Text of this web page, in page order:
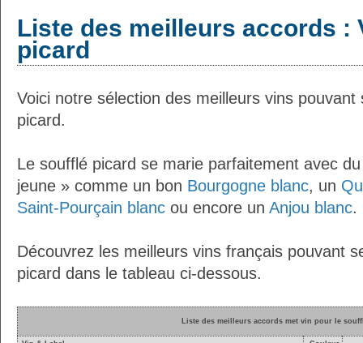
Liste des meilleurs accords :
picard
Voici notre sélection des meilleurs vins
picard.
Le soufflé picard se marie parfaitement avec
jeune » comme un bon Bourgogne blanc, un
Saint-Pourçain blanc ou encore un Anjou blanc.
Découvrez les meilleurs vins français pouvant
picard dans le tableau ci-dessous.
Liste des meilleurs accords met vin pour le